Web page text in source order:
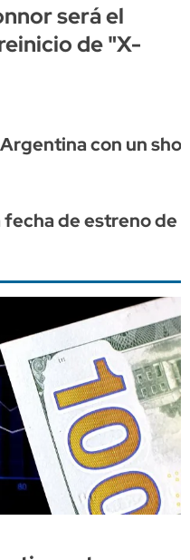
será el
de "X-
con un
de estreno de